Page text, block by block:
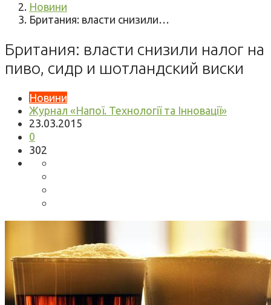
Новини
Британия: власти снизили…
Британия: власти снизили налог на
пиво, сидр и шотландский виски
Новини
Журнал «Напої. Технології та Інновації»
23.03.2015
0
302